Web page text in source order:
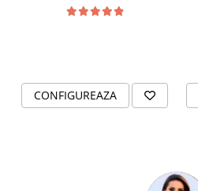
CONFIGUREAZA